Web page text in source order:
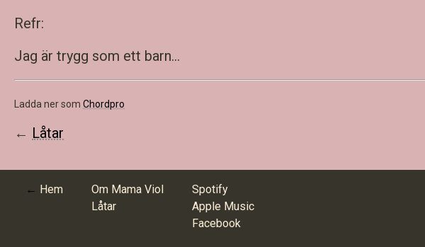
Refr:
Jag är trygg som ett barn...
Ladda ner som Chordpro
← Låtar
Hem
Om Mama Viol
Låtar
Spotify
Apple Music
Facebook